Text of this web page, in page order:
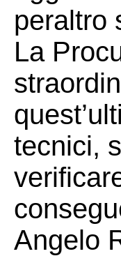
peraltro
La
tecnici,
Angelo